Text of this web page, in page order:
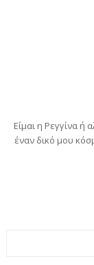
Είμαι η Ρεγγίνα
έναν δικό μου